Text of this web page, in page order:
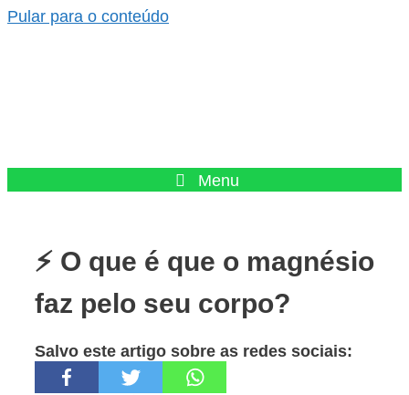
Pular para o conteúdo
Menu
⚡ O que é que o magnésio
faz pelo seu corpo?
Salvo este artigo sobre as redes sociais: